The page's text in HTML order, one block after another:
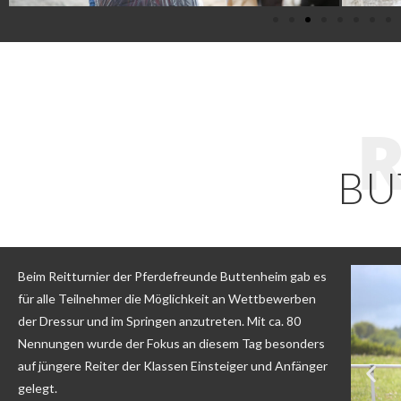
Beim Reitturnier der Pferdefreunde Buttenheim gab es
für alle Teilnehmer die Möglichkeit an Wettbewerben
der Dressur und im Springen anzutreten. Mit ca. 80
Nennungen wurde der Fokus an diesem Tag besonders
auf jüngere Reiter der Klassen Einsteiger und Anfänger
gelegt.